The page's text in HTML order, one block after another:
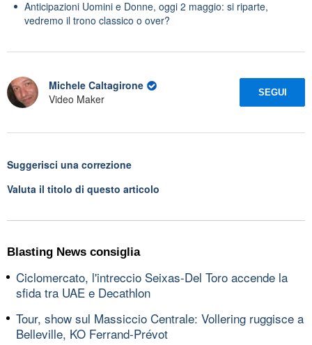
Anticipazioni Uomini e Donne, oggi 2 maggio: si riparte,
vedremo il trono classico o over?
Michele Caltagirone
Video Maker
SEGUI
Suggerisci una correzione
Valuta il titolo di questo articolo
Blasting News consiglia
Ciclomercato, l'intreccio Seixas-Del Toro accende la
sfida tra UAE e Decathlon
Tour, show sul Massiccio Centrale: Vollering ruggisce a
Belleville, KO Ferrand-Prévot